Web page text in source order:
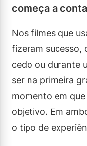
começa a
Nos filmes que
fizeram sucesso,
cedo ou durante
ser na primeira
momento em
objetivo. Em
o tipo de